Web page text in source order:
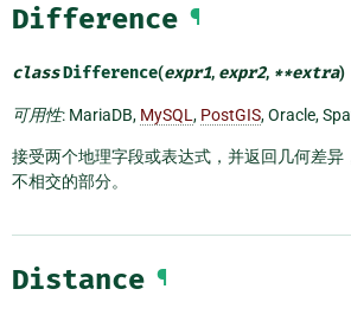
Difference ¶
classDifference(expr1, expr2, **extra)
可用性: MariaDB, MySQL , PostGIS, Oracle,
接受两个地理字段或表达式，并返回几何差异
不相交的部分。
Distance ¶